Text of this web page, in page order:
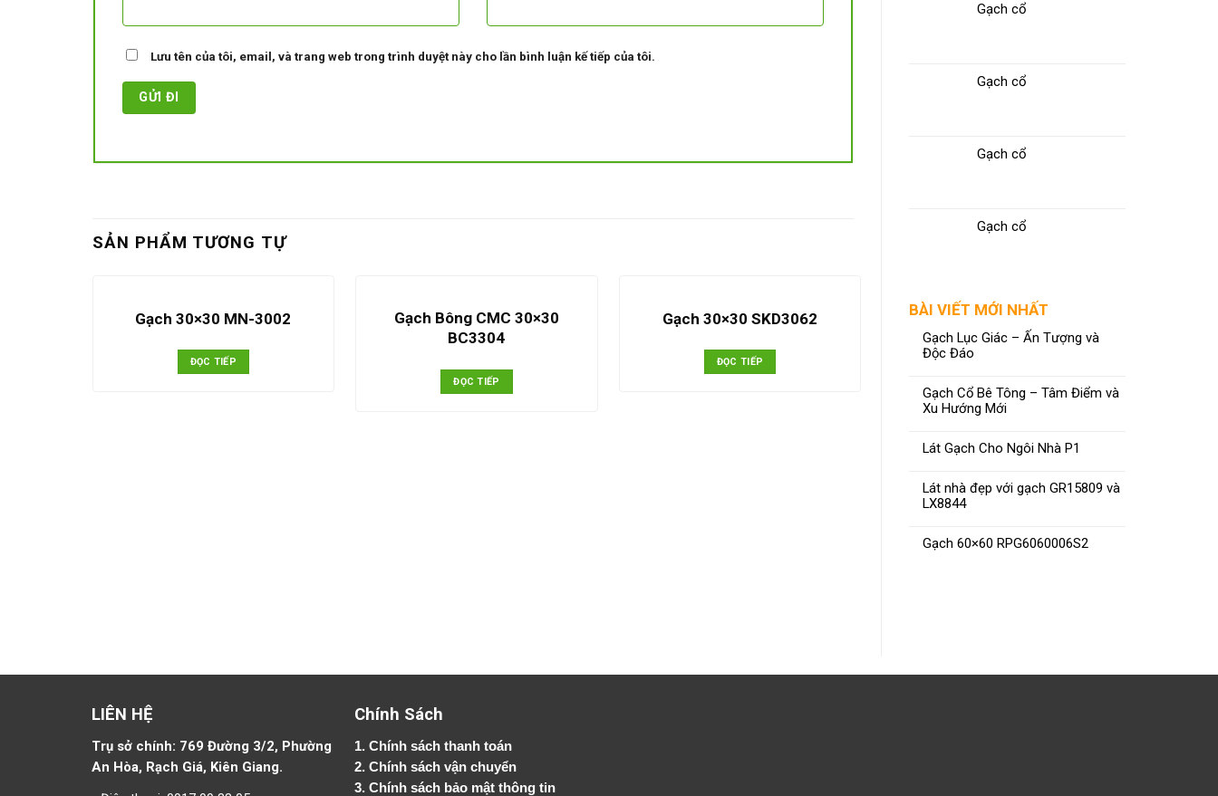
Lưu tên của tôi, email, và trang web trong trình duyệt này cho lần bình luận kế tiếp của tôi.
SẢN PHẨM TƯƠNG TỰ
Gạch 30×30 MN-3002
ĐỌC TIẾP
Gạch Bông CMC 30×30
BC3304
ĐỌC TIẾP
Gạch 30×30 SKD3062
ĐỌC TIẾP
Gạch CMC 30×30 PTS30004
Gạch cổ
Gạch cổ
Gạch cổ
Gạch cổ
BÀI VIẾT MỚI NHẤT
Gạch Lục Giác – Ấn Tượng và
Độc Đáo
Gạch Cổ Bê Tông – Tâm Điểm và
Xu Hướng Mới
Lát Gạch Cho Ngôi Nhà P1
Lát nhà đẹp với gạch GR15809 và
LX8844
Gạch 60×60 RPG6060006S2
LIÊN HỆ
Trụ sở chính: 769 Đường 3/2, Phường
An Hòa, Rạch Giá, Kiên Giang.
Chính Sách
1.Chính sách thanh toán
2.Chính sách vận chuyển
3. Chính sách bảo mật thông tin